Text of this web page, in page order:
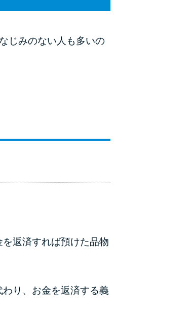
じみのない人も多いの
返済すれば預けた品物
り、お金を返済する義